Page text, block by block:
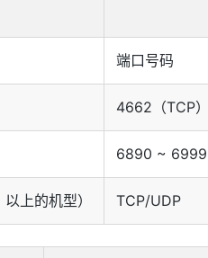
端口号码
4662（TCP
6890 ~ 6999
上的机型） TCP/UDP